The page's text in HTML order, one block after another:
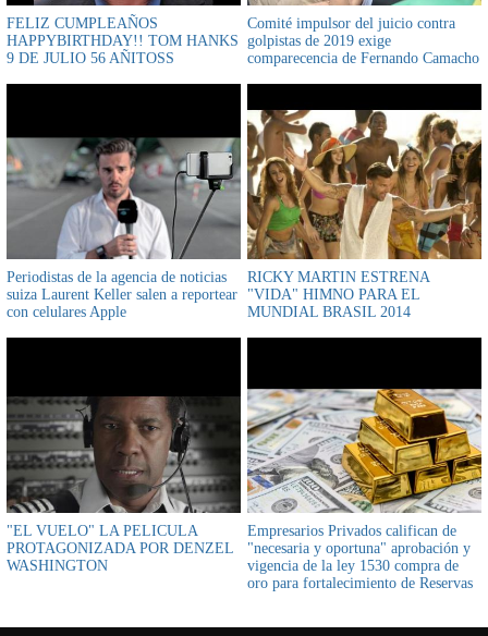
FELIZ CUMPLEAÑOS
HAPPYBIRTHDAY!! TOM HANKS
9 DE JULIO 56 AÑITOSS
Comité impulsor del juicio contra
golpistas de 2019 exige
comparecencia de Fernando Camacho
Periodistas de la agencia de noticias
suiza Laurent Keller salen a reportear
con celulares Apple
RICKY MARTIN ESTRENA
"VIDA" HIMNO PARA EL
MUNDIAL BRASIL 2014
"EL VUELO" LA PELICULA
PROTAGONIZADA POR DENZEL
WASHINGTON
Empresarios Privados califican de
"necesaria y oportuna" aprobación y
vigencia de la ley 1530 compra de
oro para fortalecimiento de Reservas